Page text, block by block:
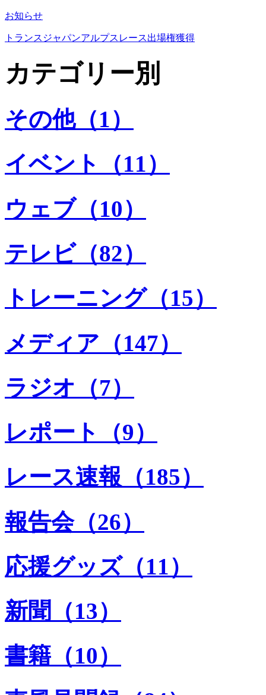
お知らせ
トランスジャパンアルプスレース出場権獲得
カテゴリー別
その他（1）
イベント（11）
ウェブ（10）
テレビ（82）
トレーニング（15）
メディア（147）
ラジオ（7）
レポート（9）
レース速報（185）
報告会（26）
応援グッズ（11）
新聞（13）
書籍（10）